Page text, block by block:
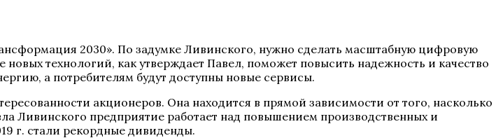
2030». По задумке Ливинского, нужно сделать масштабную цифровую
технологий, как утверждает Павел, поможет повысить надежность и качество
а потребителям будут доступны новые сервисы.
акционеров. Она находится в прямой зависимости от того, насколько
Ливинского предприятие работает над повышением производственных и
г. стали рекордные дивиденды.